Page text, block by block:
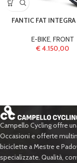
FANTIC FAT
E-BIKE, FRONT
€4.150,00
Campello Cycling offre
Occasioni e offerte
biciclette a Mestre e
specializzate. Qualità,